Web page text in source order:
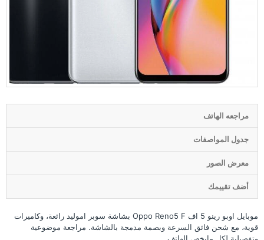
مراجعه الهاتف
جدول المواصفات
معرض الصور
أضف تقييمك
موبايل اوبو رينو 5 اف Oppo Reno5 F بشاشة سوبر اموليد رائعة، وكاميرات
قوية، مع شحن فائق السرعة وبصمة مدمجة بالشاشة. مراجعة موضوعية